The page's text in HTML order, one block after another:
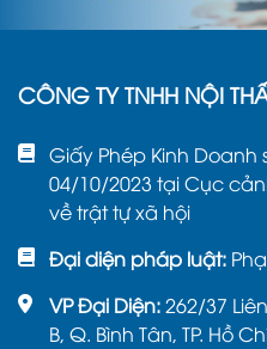
CÔNG TY TNHH NỘI
Giấy Phép Kinh Doanh
04/10/2023 tại Cục
về trật tự xã hội
Đại diện pháp luật:
VP Đại Diện:262/37
B, Q. Bình Tân, TP. Hồ